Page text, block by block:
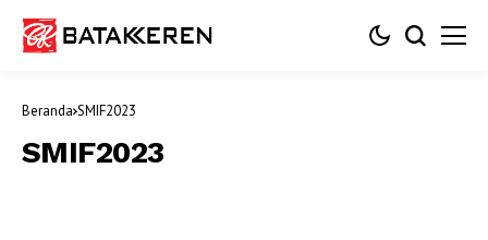
Beranda SMIF2023
SMIF2023